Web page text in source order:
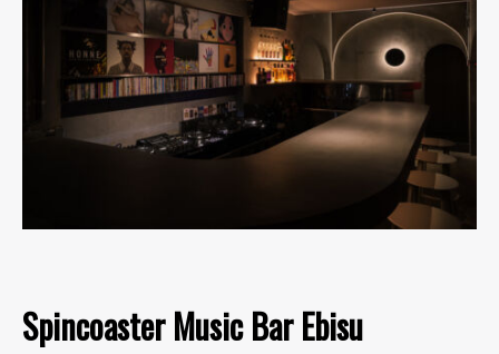
Spincoaster Music Bar Ebisu